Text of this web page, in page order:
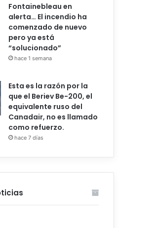
Fontainebleau en
alerta… El incendio ha
comenzado de nuevo
pero ya está
“solucionado”
hace 1 semana
Esta es la razón por la
que el Beriev Be-200, el
equivalente ruso del
Canadair, no es llamado
como refuerzo.
hace 7 días